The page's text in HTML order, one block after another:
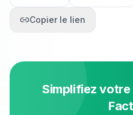
Copier le lien
Simplifiez